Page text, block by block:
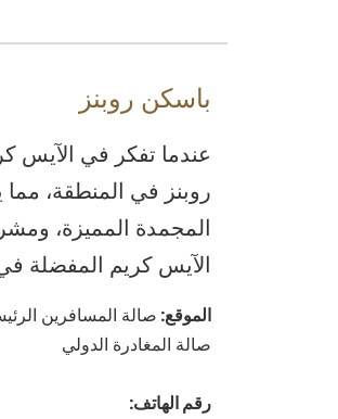
باسكن روبنز
روبنز في المنطقة، مما
الآيس كريم المفضلة
الموقع: صالة المسافرين
صالة المغادرة الدولي
رقم الهاتف: